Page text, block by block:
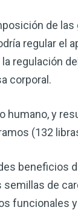
de
regular el
la regulación
corporal.
humano, y
(132
beneficios
de
funcionales